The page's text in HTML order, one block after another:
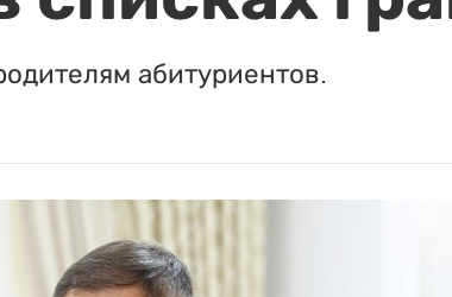
абитуриентов.